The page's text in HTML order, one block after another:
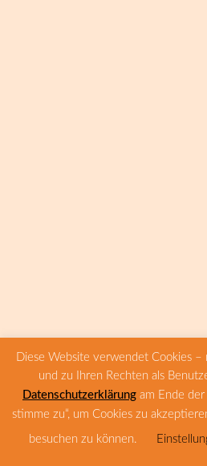
Diese Website verwendet Cookies
und zu Ihren Rechten als
Datenschutzerklärung am Ende der
stimme zu“, um Cookies zu
besuchen zu können.